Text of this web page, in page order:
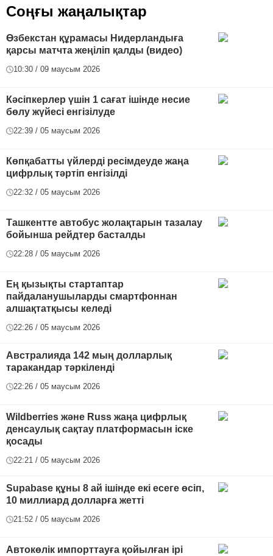
Соңғы жаңалықтар
Өзбекстан құрамасы Нидерландыға
қарсы матчта жеңіліп қалды (видео)
10:30 / 09 маусым 2026
Кәсіпкерлер үшін 1 сағат ішінде несие
бөлу жүйесі енгізілуде
22:39 / 05 маусым 2026
Көпқабатты үйлерді ресімдеуде жаңа
цифрлық тәртіп енгізілді
22:32 / 05 маусым 2026
Ташкентте автобус жолақтарын тазалау
бойынша рейдтер басталды
22:28 / 05 маусым 2026
Ең қызықты стартаптар
пайдаланушыларды смартфоннан
алшақтатқысы келеді
22:26 / 05 маусым 2026
Австралияда 142 мың долларлық
таракандар тәркіленді
22:26 / 05 маусым 2026
Wildberries және Russ жаңа цифрлық
денсаулық сақтау платформасын іске
қосады
22:21 / 05 маусым 2026
Supabase құны 8 ай ішінде екі есеге өсіп,
10 миллиард долларға жетті
21:52 / 05 маусым 2026
Автокөлік импорттауға қойылған ірі